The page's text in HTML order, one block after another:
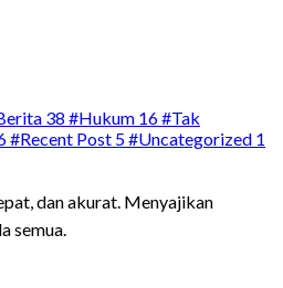
38 #Hukum 16#Tak
#Recent Post 5#Uncategorized 1
dan akurat. Menyajikan
semua.